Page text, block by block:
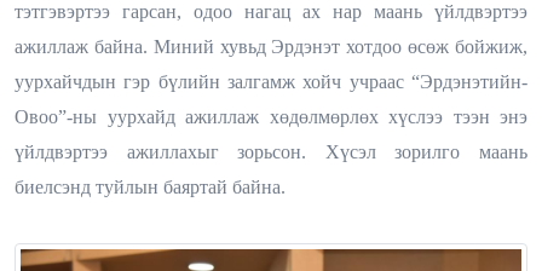
тэтгэвэртээ гарсан, одоо нагац ах нар маань үйлдвэртээ
ажиллаж байна. Миний хувьд Эрдэнэт хотдоо өсөж бойжиж,
уурхайчдын гэр бүлийн залгамж хойч учраас “Эрдэнэтийн-
Овоо”-ны уурхайд ажиллаж хөдөлмөрлөх хүслээ тээн энэ
үйлдвэртээ ажиллахыг зорьсон. Хүсэл зорилго маань
биелсэнд туйлын баяртай байна.